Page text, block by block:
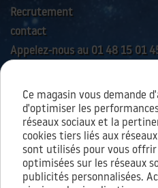
Recrutement
contact
Appelez-nous au 01 48 15 01
AIDES & SERVICES
À PROPOS
Conditions générales
Ce magasin vous demande
d'optimiser les
réseaux sociaux et la
cookies tiers liés aux
sont utilisés pour vous
optimisées sur les réseaux
publicités personnalisées.